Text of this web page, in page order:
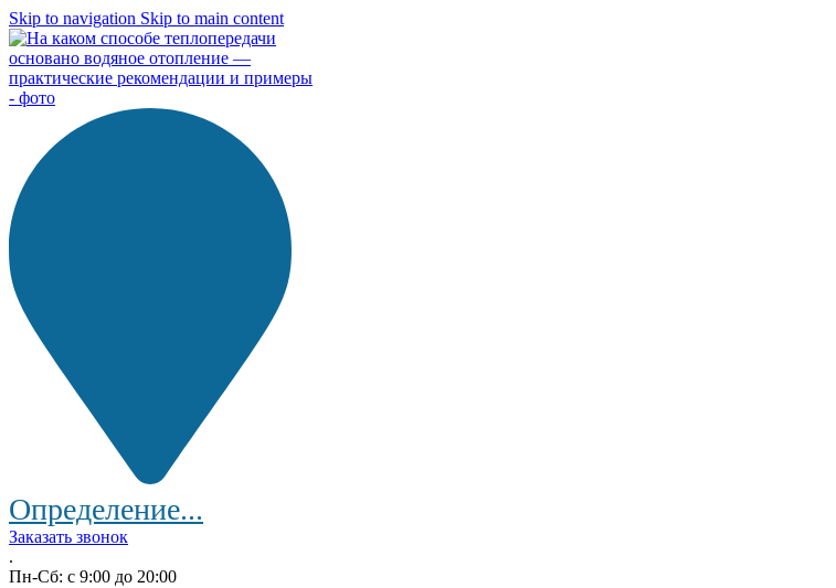
Skip to navigation Skip to main content
Определение...
Заказать звонок
.
Пн-Сб: с 9:00 до 20:00